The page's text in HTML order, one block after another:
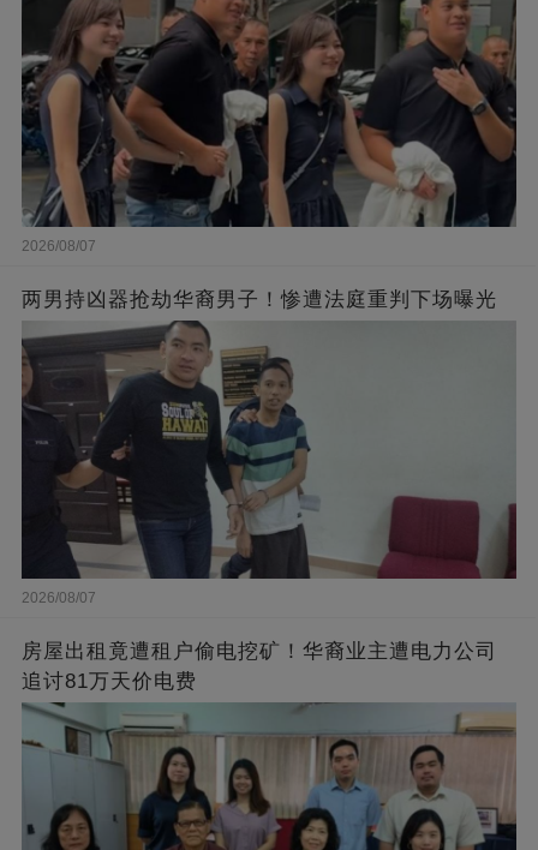
2026/08/07
两男持凶器抢劫华裔男子！惨遭法庭重判下场曝光
2026/08/07
房屋出租竟遭租户偷电挖矿！华裔业主遭电力公司
追讨81万天价电费